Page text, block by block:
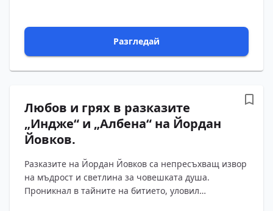
Разгледай
Любов и грях в разказите
„Индже“ и „Албена“ на Йордан
Йовков.
Разказите на Йордан Йовков са непресъхващ извор
на мъдрост и светлина за човешката душа.
Проникнал в тайните на битието, уловил